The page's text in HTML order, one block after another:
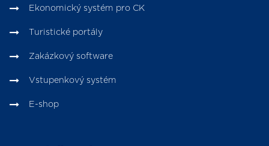
Ekonomický systém pro CK
Turistické portály
Zakázkový software
Vstupenkový systém
E-shop